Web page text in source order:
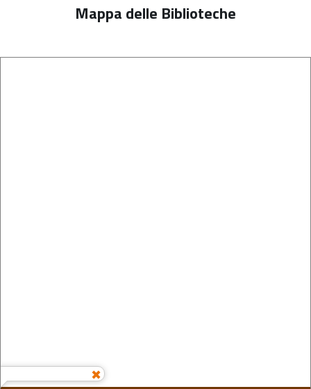
Mappa delle Biblioteche